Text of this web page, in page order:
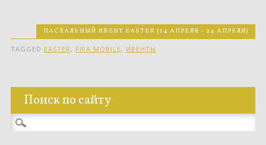
ПАСХАЛЬНЫЙ ИВЕНТ EASTER (14 АПРЕЛЯ - 24 АПРЕЛЯ)
TAGGED EASTER , FIFA MOBILE, ИВЕНТЫ
Поиск по сайту
Найти: